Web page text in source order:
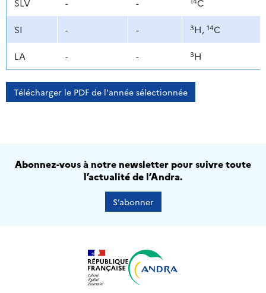
SLV - - C
SI - - 3H, 14C
LA - - 3H
Télécharger le PDF de l'année sélectionnée
Abonnez-vous à notre newsletter pour suivre toute
l’actualité de l’Andra.
S’abonner